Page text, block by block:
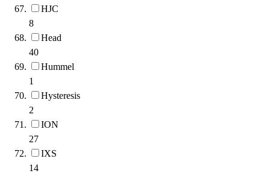
HJC
8
Head
40
Hummel
1
Hysteresis
2
ION
27
IXS
14